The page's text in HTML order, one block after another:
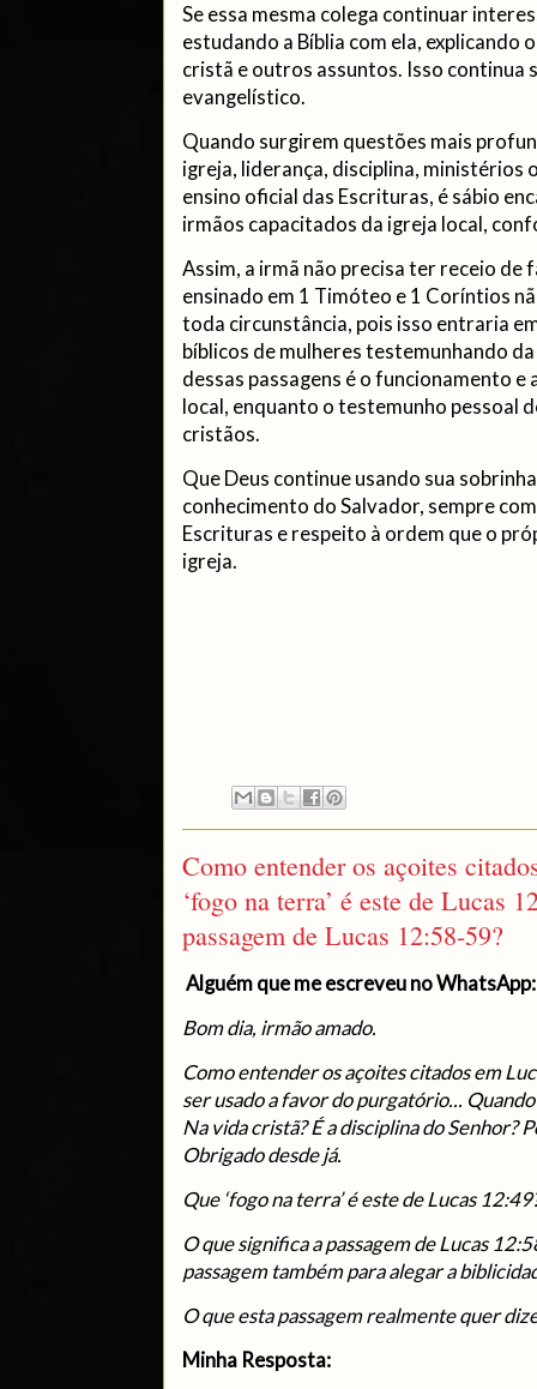
Se essa mesma colega continuar
estudando a Bíblia com ela, explicando
cristã e outros assuntos. Isso continua
evangelístico.
Quando surgirem questões mais
igreja, liderança, disciplina, ministérios
ensino oficial das Escrituras, é sábio
irmãos capacitados da igreja local,
Assim, a irmã não precisa ter receio de
ensinado em 1 Timóteo e 1 Coríntios
toda circunstância, pois isso entraria
bíblicos de mulheres testemunhando
dessas passagens é o funcionamento
local, enquanto o testemunho pessoal
cristãos.
Que Deus continue usando sua
conhecimento do Salvador, sempre
Escrituras e respeito à ordem que o
igreja.
Como entender os açoites
‘fogo na terra’ é este de Lucas
passagem de Lucas 12:58-59?
Alguém que me escreveu no WhatsApp:
Bom dia, irmão amado.
Como entender os açoites citados em
ser usado a favor do purgatório...
Na vida cristã? É a disciplina do Senhor?
Obrigado desde já.
Que ‘fogo na terra’ é este de Lucas
O que significa a passagem de Lucas
passagem também para alegar a
O que esta passagem realmente quer
Minha Resposta: